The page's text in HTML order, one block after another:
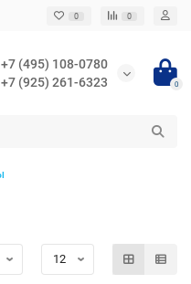
0 0
+7 (495) 108-0780
+7 (925) 261-6323
0